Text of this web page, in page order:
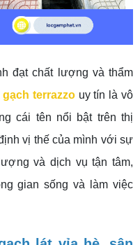
đạt chất lượng và thẩm
gạch terrazzouy tín là vô
cái tên nổi bật trên thị
vị thế của mình với sự
và dịch vụ tận tâm,
gian sống và làm việc